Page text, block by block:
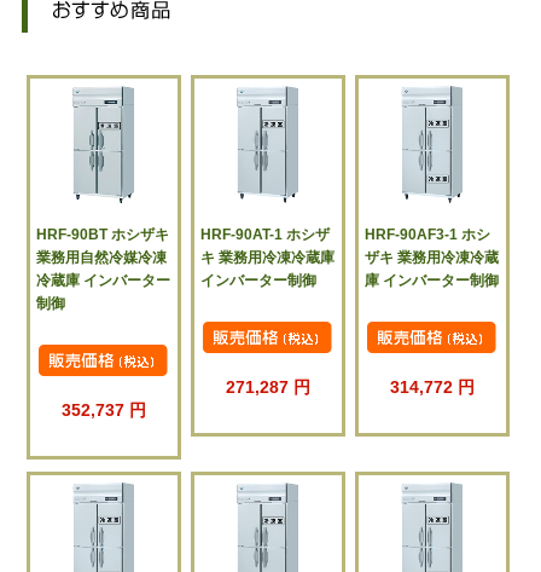
HRF-90BT ホシザキ
業務用自然冷媒冷凍
冷蔵庫 インバーター
制御
352,737 円
HRF-90AT-1 ホシザ
キ 業務用冷凍冷蔵庫
インバーター制御
271,287 円
HRF-90AF3-1 ホシ
ザキ 業務用冷凍冷蔵
庫 インバーター制御
314,772 円